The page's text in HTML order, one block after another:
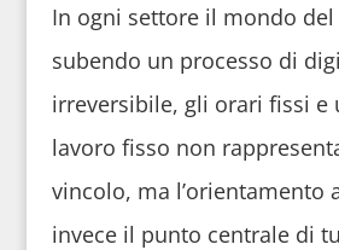
In ogni settore il mondo
subendo un processo di
irreversibile, gli orari fissi e
lavoro fisso non
vincolo, ma l’orientamento
invece il punto centrale di